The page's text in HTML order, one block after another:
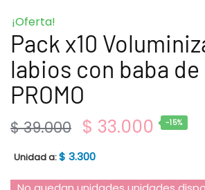
¡Oferta!
Pack x10
labios con baba
PROMO
$39.000 $ 33.000 -15%
Unidad a:$ 3.300